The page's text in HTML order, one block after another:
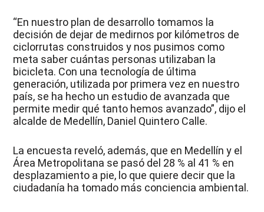
“En nuestro plan de desarrollo tomamos la
decisión de dejar de medirnos por kilómetros de
ciclorrutas construidos y nos pusimos como
meta saber cuántas personas utilizaban la
bicicleta. Con una tecnología de última
generación, utilizada por primera vez en nuestro
país, se ha hecho un estudio de avanzada que
permite medir qué tanto hemos avanzado”, dijo el
alcalde de Medellín, Daniel Quintero Calle.
La encuesta reveló, además, que en Medellín y el
Área Metropolitana se pasó del 28 % al 41 % en
desplazamiento a pie, lo que quiere decir que la
ciudadanía ha tomado más conciencia ambiental.